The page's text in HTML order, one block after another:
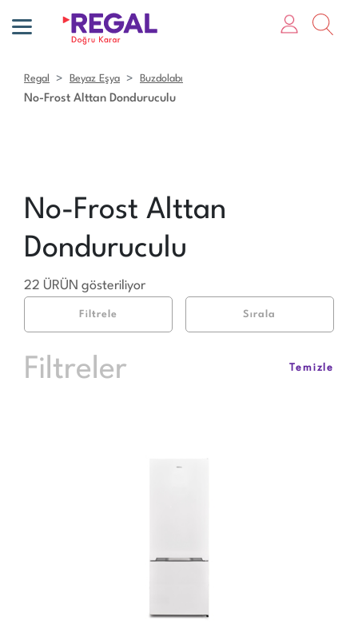
Regal Beyaz Eşya Buzdolabı
No-Frost Alttan Donduruculu
No-Frost Alttan
Donduruculu
22 ÜRÜN gösteriliyor
Filtrele Sırala
Filtreler Temizle